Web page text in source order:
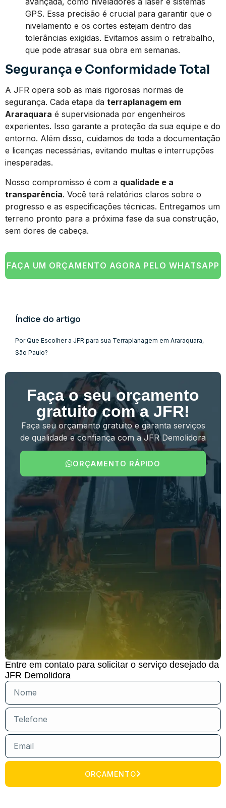
GPS. Essa precisão é crucial para garantir que o
nivelamento e os cortes estejam dentro das
tolerâncias exigidas. Evitamos assim o retrabalho,
que pode atrasar sua obra em semanas.
Segurança e Conformidade Total
A JFR opera sob as mais rigorosas normas de
segurança. Cada etapa da terraplanagem em
Araraquara é supervisionada por engenheiros
experientes. Isso garante a proteção da sua equipe e do
entorno. Além disso, cuidamos de toda a documentação
e licenças necessárias, evitando multas e interrupções
inesperadas.
Nosso compromisso é com a qualidade e a
transparência. Você terá relatórios claros sobre o
progresso e as especificações técnicas. Entregamos um
terreno pronto para a próxima fase da sua construção,
sem dores de cabeça.
FAÇA UM ORÇAMENTO AGORA PELO WHATSAPP
Índice do artigo
Por Que Escolher a JFR para sua Terraplanagem em Araraquara,
São Paulo?
Faça o seu orçamento
gratuito com a JFR!
Faça seu orçamento gratuito e garanta serviços
de qualidade e confiança com a JFR Demolidora
ORÇAMENTO RÁPIDO
Entre em contato para solicitar o serviço desejado da
JFR Demolidora
ORÇAMENTO